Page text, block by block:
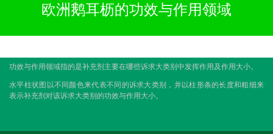
欧洲鹅耳枥的功效与作用领域
功效与作用领域指的是补充剂主要在哪些诉求大类别中发挥作用及作用大小。
水平柱状图以不同颜色来代表不同的诉求大类别，并以柱形条的长度和粗细来
表示补充剂对该诉求大类别的功效与作用大小。